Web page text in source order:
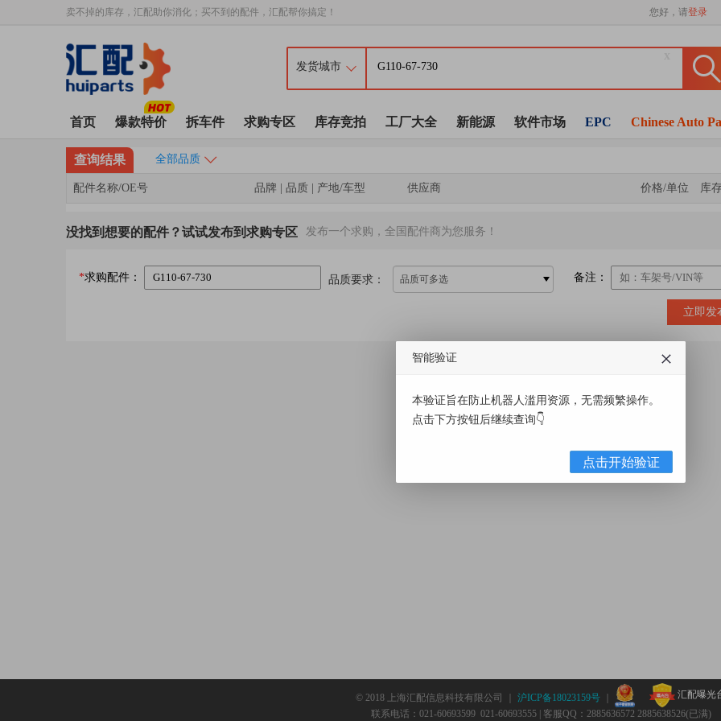
卖不掉的库存，汇配助你消化；买不到的配件，汇配帮你搞定！ 您好，请登录
首页 爆款特价 拆车件 求购专区 库存竞拍 工厂大全 新能源 软件市场 EPC Chinese Auto
查询结果 全部品质
配件名称/OE号 品牌 | 品质 | 产地/车型 供应商 价格/单位 库
没找到想要的配件？试试发布到求购专区 发布一个求购，全国配件商为您服务！
*求购配件： 品质要求： 品质可多选 备注：
立即发
© 2018 上海汇配信息科技有限公司 ｜ 沪ICP备18023159号
汇配曝光
联系电话：021-60693599 021-60693555 | 客服QQ：2885636572 2885638526(已满)
智能验证
本验证旨在防止机器人滥用资源，无需频繁操作。
点击下方按钮后继续查询👇
点击开始验证